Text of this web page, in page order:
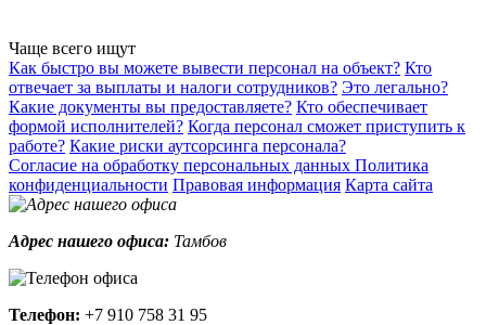
Чаще всего ищут
Как быстро вы можете вывести персонал на объект? Кто
отвечает за выплаты и налоги сотрудников? Это легально?
Какие документы вы предоставляете? Кто обеспечивает
формой исполнителей? Когда персонал сможет приступить к
работе? Какие риски аутсорсинга персонала?
Согласие на обработку персональных данных Политика
конфиденциальности Правовая информация Карта сайта
Адрес нашего офиса: Тамбов
Телефон: +7 910 758 31 95